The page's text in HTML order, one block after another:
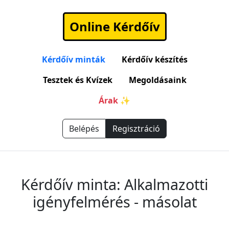
Online Kérdőív
Kérdőív minták
Kérdőív készítés
Tesztek és Kvízek
Megoldásaink
Árak ✨
Belépés Regisztráció
Kérdőív minta: Alkalmazotti
igényfelmérés - másolat